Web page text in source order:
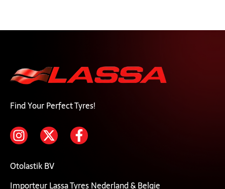
Find Your Perfect Tyres!
Otolastik BV
Importeur Lassa Tyres Nederland & Belgie